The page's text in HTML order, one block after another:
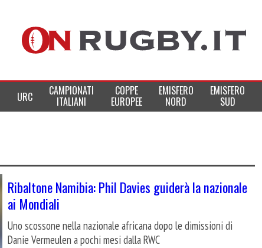
URC CAMPIONATI
ITALIANI
COPPE
EUROPEE
EMISFERO
NORD
EMISFERO
SUD
Ribaltone Namibia: Phil Davies guiderà la nazionale
ai Mondiali
Uno scossone nella nazionale africana dopo le dimissioni di
Danie Vermeulen a pochi mesi dalla RWC